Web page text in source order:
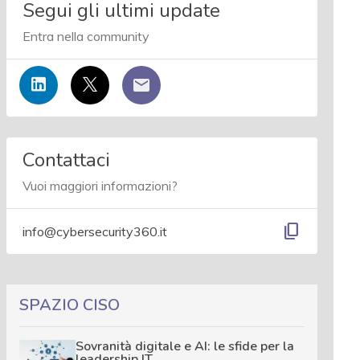
Segui gli ultimi update
Entra nella community
Contattaci
Vuoi maggiori informazioni?
info@cybersecurity360.it content_copy
SPAZIO CISO
Sovranità digitale e AI: le sfide per la